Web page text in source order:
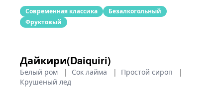
Современная классика
Безалкогольный
Фруктовый
Дайкири(Daiquiri)
Белый ром | Сок лайма | Простой сироп
|
Крушеный лед